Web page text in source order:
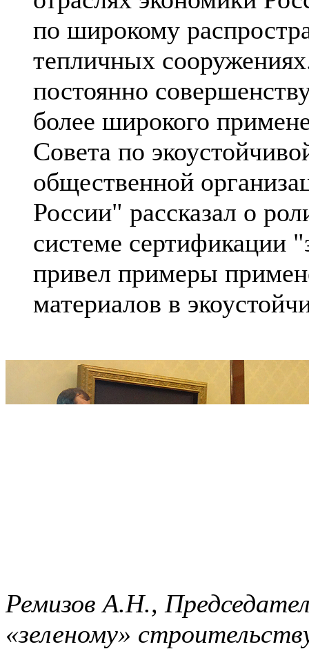
по широкому
тепличных
постоянно
более широкого
Совета по
общественной
России" рассказал о
системе сертификации
привел примеры
материалов в
Ремизов А.Н.,
«зеленому»